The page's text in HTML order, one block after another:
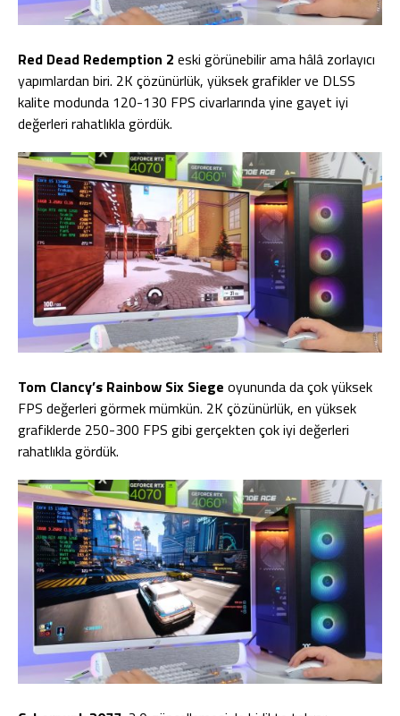
Red Dead Redemption 2 eski görünebilir ama hâlâ zorlayıcı
yapımlardan biri. 2K çözünürlük, yüksek grafikler ve DLSS
kalite modunda 120-130 FPS civarlarında yine gayet iyi
değerleri rahatlıkla gördük.
Tom Clancy’s Rainbow Six Siege oyununda da çok yüksek
FPS değerleri görmek mümkün. 2K çözünürlük, en yüksek
grafiklerde 250-300 FPS gibi gerçekten çok iyi değerleri
rahatlıkla gördük.